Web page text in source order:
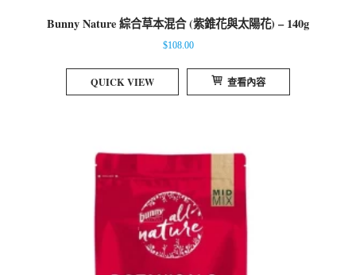
Bunny Nature 綜合草本混合 (紫錐花與太陽花) – 140g
$108.00
QUICK VIEW 查看內容